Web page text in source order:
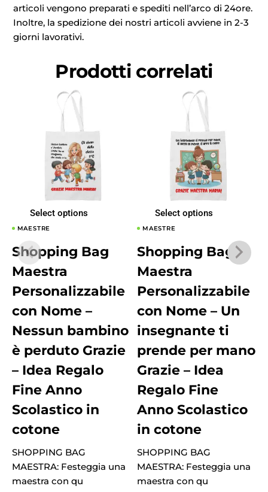
articoli vengono preparati e spediti nell’arco di 24ore.
Inoltre, la spedizione dei nostri articoli avviene in 2-3
giorni lavorativi.
Prodotti correlati
Select options
MAESTRE
Shopping Bag
Maestra
Personalizzabile
con Nome –
Nessun bambino
è perduto Grazie
– Idea Regalo
Fine Anno
Scolastico in
cotone
SHOPPING BAG
MAESTRA: Festeggia una
maestra con qu
Select options
MAESTRE
Shopping Bag
Maestra
Personalizzabile
con Nome – Un
insegnante ti
prende per mano
Grazie – Idea
Regalo Fine
Anno Scolastico
in cotone
SHOPPING BAG
MAESTRA: Festeggia una
maestra con qu